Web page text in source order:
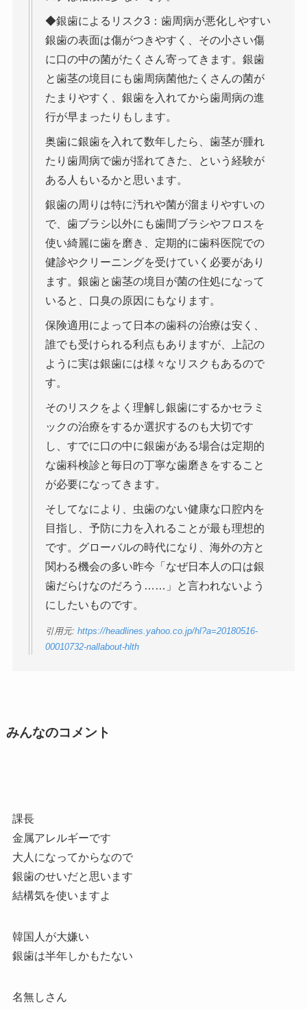
◆銀歯によるリスク3：歯周病が悪化しやすい
銀歯の表面は傷がつきやすく、その小さい傷
に口の中の菌がたくさん寄ってきます。銀歯
と歯茎の境目にも歯周病菌他たくさんの菌が
たまりやすく、銀歯を入れてから歯周病の進
行が早まったりもします。
奥歯に銀歯を入れて数年したら、歯茎が腫れ
たり歯周病で歯が揺れてきた、という経験が
ある人もいるかと思います。
銀歯の周りは特に汚れや菌が溜まりやすいの
で、歯ブラシ以外にも歯間ブラシやフロスを
使い綺麗に歯を磨き、定期的に歯科医院での
健診やクリーニングを受けていく必要があり
ます。銀歯と歯茎の境目が菌の住処になって
いると、口臭の原因にもなります。
保険適用によって日本の歯科の治療は安く、
誰でも受けられる利点もありますが、上記の
ように実は銀歯には様々なリスクもあるので
す。
そのリスクをよく理解し銀歯にするかセラミ
ックの治療をするか選択するのも大切です
し、すでに口の中に銀歯がある場合は定期的
な歯科検診と毎日の丁寧な歯磨きをすること
が必要になってきます。
そしてなにより、虫歯のない健康な口腔内を
目指し、予防に力を入れることが最も理想的
です。グローバルの時代になり、海外の方と
関わる機会の多い昨今「なぜ日本人の口は銀
歯だらけなのだろう……」と言われないよう
にしたいものです。
引用元: https://headlines.yahoo.co.jp/hl?a=20180516-
00010732-nallabout-hlth
みんなのコメント
課長
金属アレルギーです
大人になってからなので
銀歯のせいだと思います
結構気を使いますよ
韓国人が大嫌い
銀歯は半年しかもたない
名無しさん